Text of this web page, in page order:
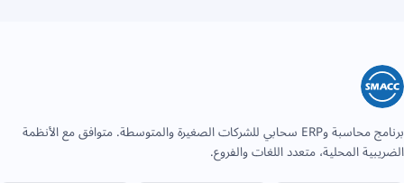
برنامج محاسبة وERP سحابي للشركات الصغيرة والمتوسطة. متوافق مع الأنظمة
الضريبية المحلية، متعدد اللغات والفروع.